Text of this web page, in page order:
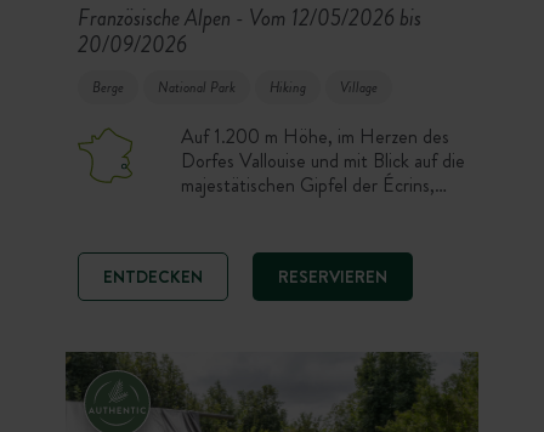
Französische Alpen - Vom 12/05/2026 bis
20/09/2026
Berge National Park Hiking Village
Auf 1.200 m Höhe, im Herzen des
Dorfes Vallouise und mit Blick auf die
majestätischen Gipfel der Écrins,
in den Hautes-Alpes, zwischen
Wandern, Mountainbiking,
Paragliding, Baden im See,
komfortablen Unterkünften,
Stellplätzen im Freien und
Panoramablick.
ENTDECKEN RESERVIEREN